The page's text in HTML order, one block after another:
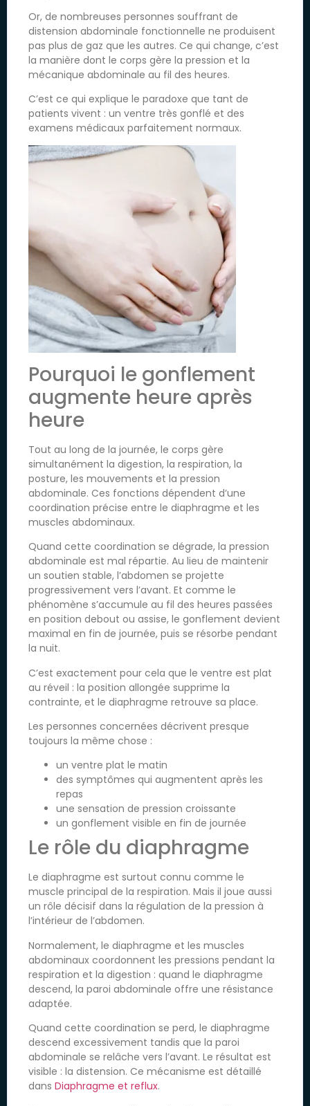
Or, de nombreuses personnes souffrant de
distension abdominale fonctionnelle ne produisent
pas plus de gaz que les autres. Ce qui change, c’est
la manière dont le corps gère la pression et la
mécanique abdominale au fil des heures.
C’est ce qui explique le paradoxe que tant de
patients vivent : un ventre très gonflé et des
examens médicaux parfaitement normaux.
Pourquoi le gonflement
augmente heure après
heure
Tout au long de la journée, le corps gère
simultanément la digestion, la respiration, la
posture, les mouvements et la pression
abdominale. Ces fonctions dépendent d’une
coordination précise entre le diaphragme et les
muscles abdominaux.
Quand cette coordination se dégrade, la pression
abdominale est mal répartie. Au lieu de maintenir
un soutien stable, l’abdomen se projette
progressivement vers l’avant. Et comme le
phénomène s’accumule au fil des heures passées
en position debout ou assise, le gonflement devient
maximal en fin de journée, puis se résorbe pendant
la nuit.
C’est exactement pour cela que le ventre est plat
au réveil : la position allongée supprime la
contrainte, et le diaphragme retrouve sa place.
Les personnes concernées décrivent presque
toujours la même chose :
un ventre plat le matin
des symptômes qui augmentent après les
repas
une sensation de pression croissante
un gonflement visible en fin de journée
Le rôle du diaphragme
Le diaphragme est surtout connu comme le
muscle principal de la respiration. Mais il joue aussi
un rôle décisif dans la régulation de la pression à
l’intérieur de l’abdomen.
Normalement, le diaphragme et les muscles
abdominaux coordonnent les pressions pendant la
respiration et la digestion : quand le diaphragme
descend, la paroi abdominale offre une résistance
adaptée.
Quand cette coordination se perd, le diaphragme
descend excessivement tandis que la paroi
abdominale se relâche vers l’avant. Le résultat est
visible : la distension. Ce mécanisme est détaillé
dans Diaphragme et reflux.